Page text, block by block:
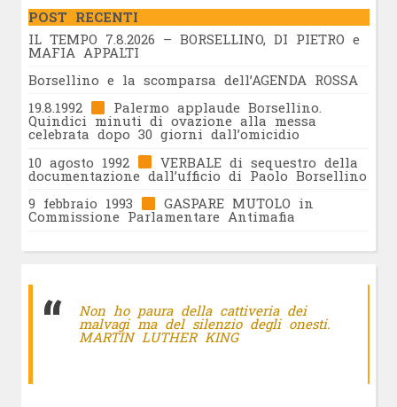
POST RECENTI
IL TEMPO 7.8.2026 – BORSELLINO, DI PIETRO e
MAFIA APPALTI
Borsellino e la scomparsa dell’AGENDA ROSSA
19.8.1992
Palermo applaude Borsellino.
Quindici minuti di ovazione alla messa
celebrata dopo 30 giorni dall’omicidio
10 agosto 1992
VERBALE di sequestro della
documentazione dall’ufficio di Paolo Borsellino
9 febbraio 1993
GASPARE MUTOLO in
Commissione Parlamentare Antimafia
Non ho paura della cattiveria dei
malvagi ma del silenzio degli onesti.
MARTIN LUTHER KING